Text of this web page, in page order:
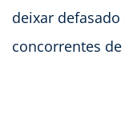
deixar
concorrentes